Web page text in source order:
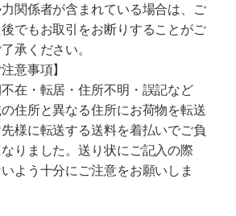
関係者が含まれている場合は、ご
でもお取引をお断りすることがご
承ください。
意事項】
在・転居・住所不明・誤記など
住所と異なる住所にお荷物を転送
様に転送する送料を着払いでご負
りました。送り状にご記入の際
よう十分にご注意をお願いしま